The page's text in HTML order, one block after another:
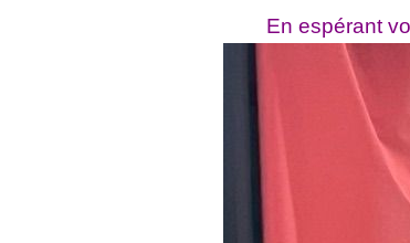
En espérant